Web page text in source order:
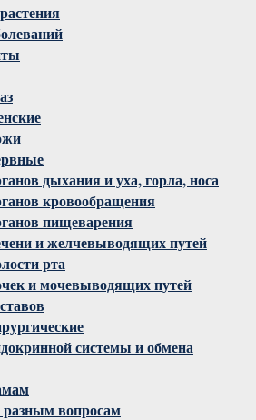
дыхания и уха, горла, носа
кровообращения
пищеварения
и желчевыводящих путей
рта
и мочевыводящих путей
системы и обмена
вопросам